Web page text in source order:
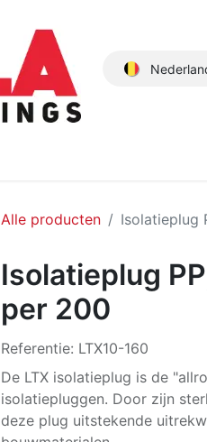
Alle producten Isolatieplug
Isolatieplug
per 200
Referentie: LTX10-160
De LTX isolatieplug is de
isolatiepluggen. Door zijn
deze plug uitstekende